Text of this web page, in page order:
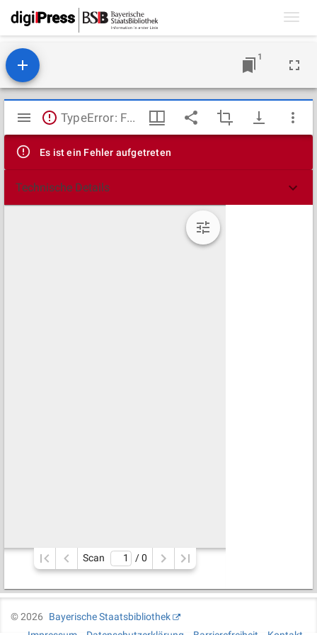
1
Mirador
Viewer
TypeError: Failed to fetch
Es ist ein Fehler aufgetreten
Technische Details
Scan / 0
©2026
Bayerische Staatsbibliothek